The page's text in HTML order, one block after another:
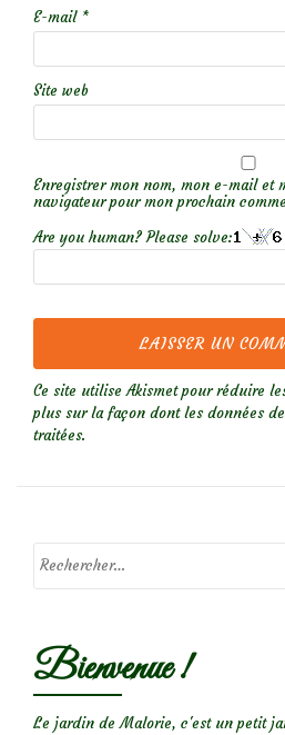
E-mail *
Site web
Enregistrer mon nom, mon e-mail et
navigateur pour mon prochain
Are you human? Please solve:
Ce site utilise Akismet pour réduire
plus sur la façon dont les données
traitées.
Bienvenue !
Le jardin de Malorie, c'est un petit